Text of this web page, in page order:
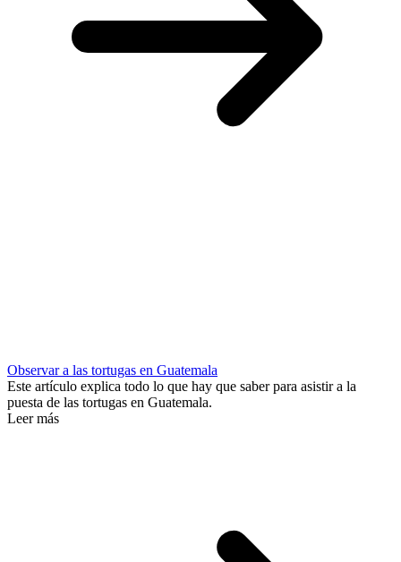
Observar a las tortugas en Guatemala
Este artículo explica todo lo que hay que saber para asistir a la
puesta de las tortugas en Guatemala.
Leer más